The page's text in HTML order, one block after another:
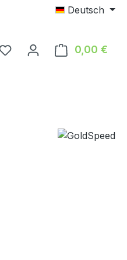
Deutsch
Du hast 0 Produkte auf
0,00 €